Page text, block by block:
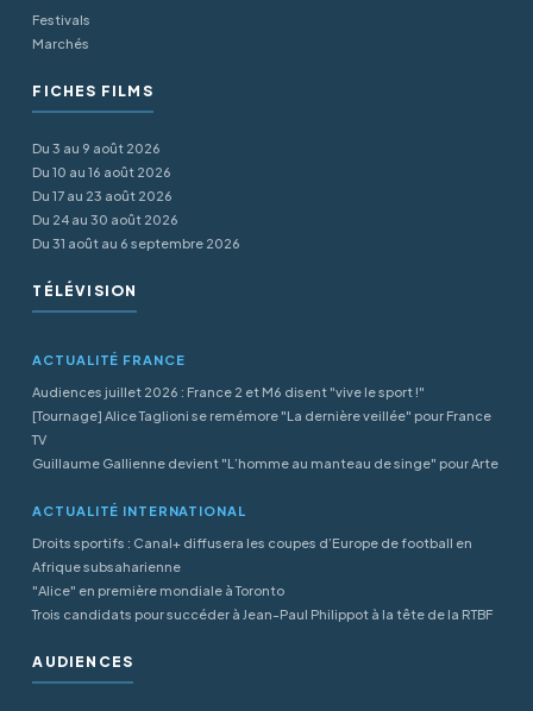
Festivals
Marchés
FICHES FILMS
Du 3 au 9 août 2026
Du 10 au 16 août 2026
Du 17 au 23 août 2026
Du 24 au 30 août 2026
Du 31 août au 6 septembre 2026
TÉLÉVISION
ACTUALITÉ FRANCE
Audiences juillet 2026 : France 2 et M6 disent "vive le sport !"
[Tournage] Alice Taglioni se remémore "La dernière veillée" pour France
TV
Guillaume Gallienne devient "L’homme au manteau de singe" pour Arte
ACTUALITÉ INTERNATIONAL
Droits sportifs : Canal+ diffusera les coupes d’Europe de football en
Afrique subsaharienne
"Alice" en première mondiale à Toronto
Trois candidats pour succéder à Jean-Paul Philippot à la tête de la RTBF
AUDIENCES